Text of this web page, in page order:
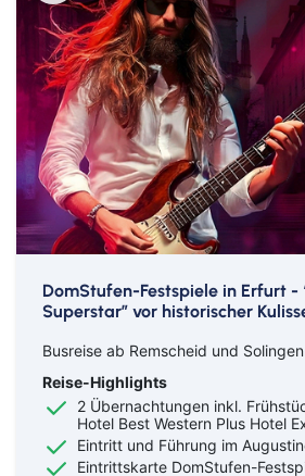
DomStufen-Festspiele in Erfurt -
Superstar” vor historischer
Busreise ab Remscheid und Solingen
Reise-Highlights
2 Übernachtungen inkl.
Hotel Best Western Plus Hotel
Eintritt und Führung im
Eintrittskarte DomStufen-